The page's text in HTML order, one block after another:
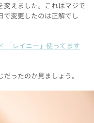
変えました。これはマジで
で変更したのは正解でし
「レイニー」使ってます
ったのか見ましょう。